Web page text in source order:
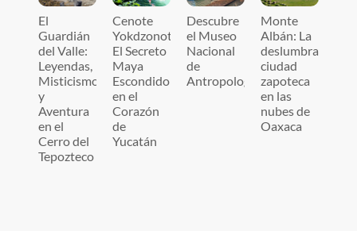
El
Guardián
del Valle:
Leyendas,
Misticismo
y
Aventura
en el
Cerro del
Tepozteco
Cenote
Yokdzonot:
El Secreto
Maya
Escondido
en el
Corazón
de
Yucatán
Descubre
el Museo
Nacional
de
Antropología
Monte
Albán: La
deslumbrante
ciudad
zapoteca
en las
nubes de
Oaxaca